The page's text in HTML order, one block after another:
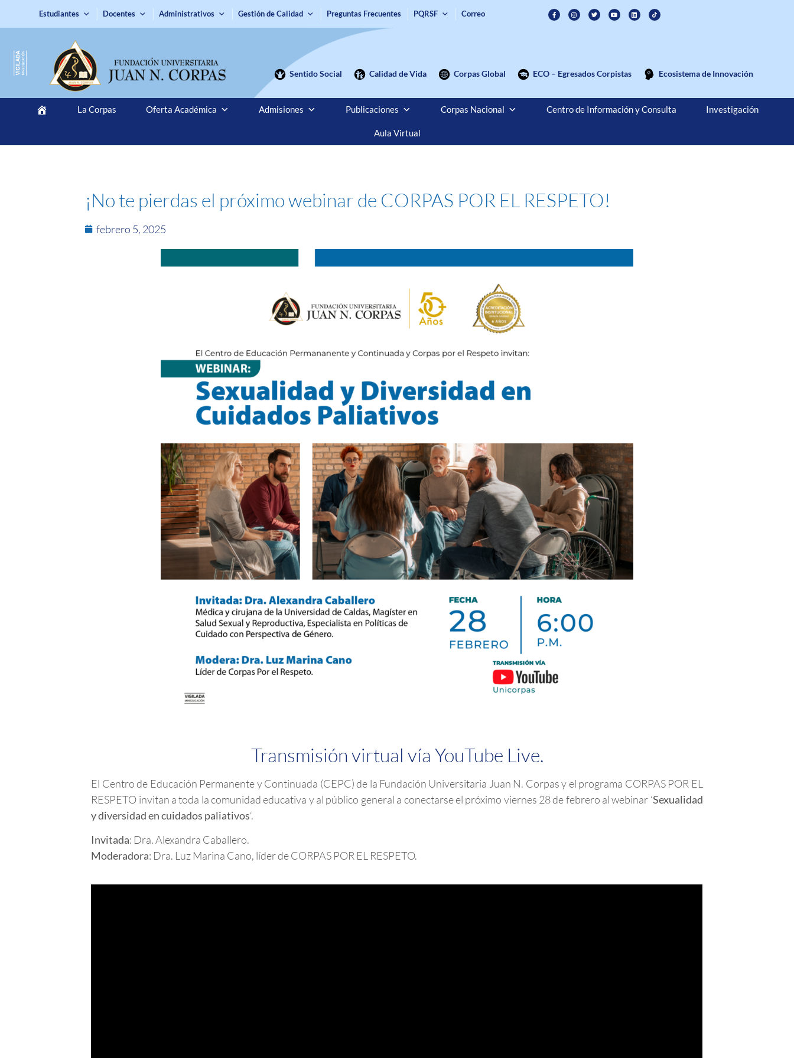
Estudiantes Docentes Administrativos Gestión de Calidad Preguntas Frecuentes PQRSF Correo
Sentido Social Calidad de Vida Corpas Global ECO – Egresados Corpistas Ecosistema de Innovación
La Corpas Oferta Académica Admisiones Publicaciones Corpas Nacional Centro de Información y Consulta Investigación
Aula Virtual
¡No te pierdas el próximo webinar de CORPAS POR EL RESPETO!
febrero 5, 2025
Transmisión virtual vía YouTube Live.
El Centro de Educación Permanente y Continuada (CEPC) de la Fundación Universitaria Juan N. Corpas y el programa CORPAS POR EL
RESPETO invitan a toda la comunidad educativa y al público general a conectarse el próximo viernes 28 de febrero al webinar ‘Sexualidad
y diversidad en cuidados paliativos‘.
Invitada: Dra. Alexandra Caballero.
Moderadora: Dra. Luz Marina Cano, líder de CORPAS POR EL RESPETO.